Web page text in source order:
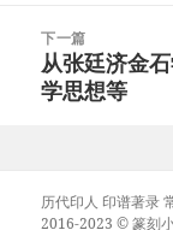
章：
下一篇
下
篇
从张廷济金
学思想等
历代印人 印谱著录
2016-2023 ©篆刻